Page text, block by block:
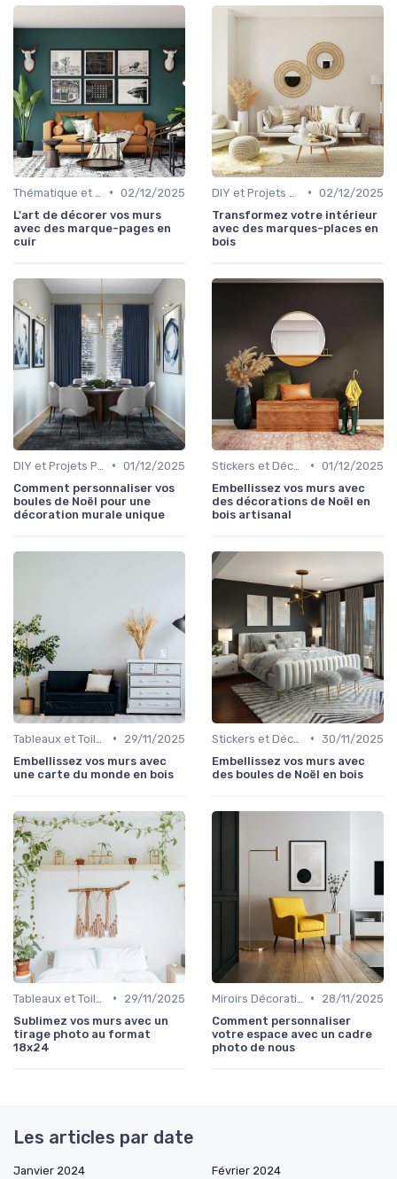
• 02/12/2025
L'art de décorer vos murs
avec des marque-pages en
cuir
• 02/12/2025
Transformez votre intérieur
avec des marques-places en
bois
• 01/12/2025
Comment personnaliser vos
boules de Noël pour une
décoration murale unique
• 01/12/2025
Embellissez vos murs avec
des décorations de Noël en
bois artisanal
•
29/11/2025
Embellissez vos murs avec
une carte du monde en bois
• 30/11/2025
Embellissez vos murs avec
des boules de Noël en bois
•
29/11/2025
Sublimez vos murs avec un
tirage photo au format
18x24
•
28/11/2025
Comment personnaliser
votre espace avec un cadre
photo de nous
Les articles par date
Janvier 2024
Février 2024